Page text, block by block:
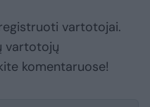
vartotojai.
vartotojų
komentaruose!